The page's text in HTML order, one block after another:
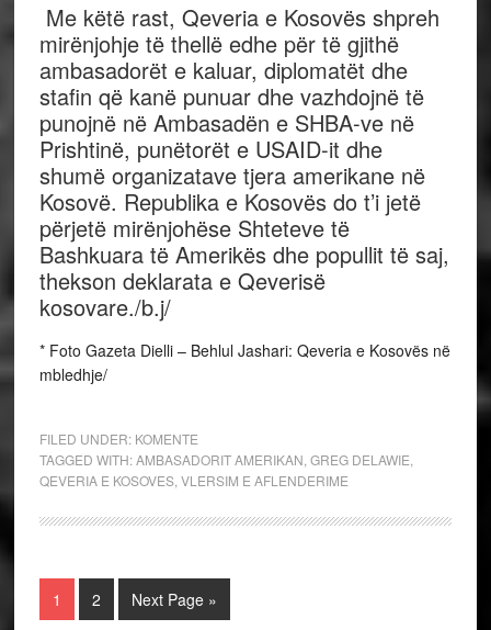
Me këtë rast, Qeveria e Kosovës shpreh
mirënjohje të thellë edhe për të gjithë
ambasadorët e kaluar, diplomatët dhe
stafin që kanë punuar dhe vazhdojnë të
punojnë në Ambasadën e SHBA-ve në
Prishtinë, punëtorët e USAID-it dhe
shumë organizatave tjera amerikane në
Kosovë. Republika e Kosovës do t’i jetë
përjetë mirënjohëse Shteteve të
Bashkuara të Amerikës dhe popullit të saj,
thekson deklarata e Qeverisë
kosovare./b.j/
* Foto Gazeta Dielli – Behlul Jashari: Qeveria e Kosovës në
mbledhje/
FILED UNDER: KOMENTE
TAGGED WITH:AMBASADORIT AMERIKAN GREG DELAWIE
QEVERIA E KOSOVES, VLERSIM E AFLENDERIME
1 2 Next Page »